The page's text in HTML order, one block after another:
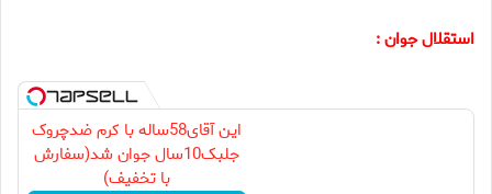
استقلال جوان :
این آقای58ساله با کرم ضدچروک
جلبک10سال جوان شد(سفارش
با تخفیف)